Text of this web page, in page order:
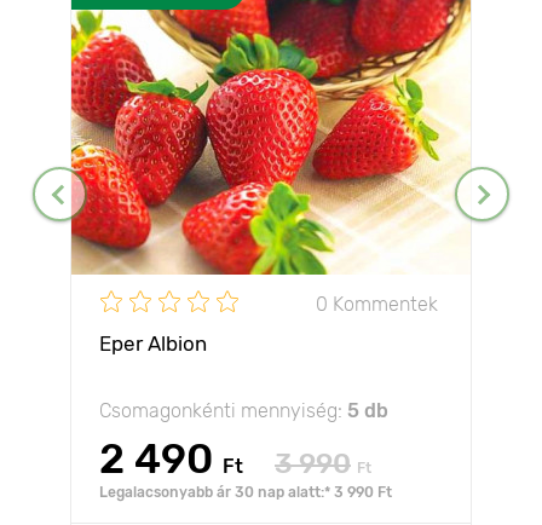
0 Kommentek
Eper Albion
Csomagonkénti mennyiség: 5 db
2 490 Ft 3 990 Ft
Legalacsonyabb ár 30 nap alatt:* 3 990 Ft